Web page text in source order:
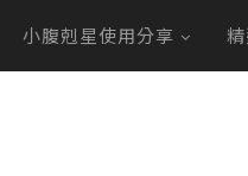
小腹剋星使用分享